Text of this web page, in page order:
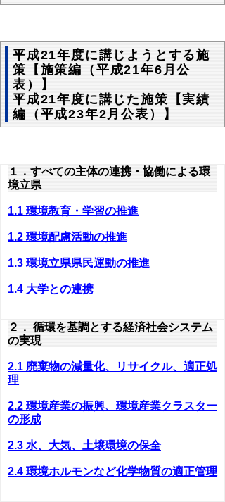
平成21年度に講じようとする施
策【施策編（平成21年6月公
表）】
平成21年度に講じた施策【実績
編（平成23年2月公表）】
１．すべての主体の連携・協働による環
境立県
1.1 環境教育・学習の推進
1.2 環境配慮活動の推進
1.3 環境立県県民運動の推進
1.4 大学との連携
２． 循環を基調とする経済社会システム
の実現
2.1 廃棄物の減量化、リサイクル、適正処
理
2.2 環境産業の振興、環境産業クラスター
の形成
2.3 水、大気、土壌環境の保全
2.4 環境ホルモンなど化学物質の適正管理